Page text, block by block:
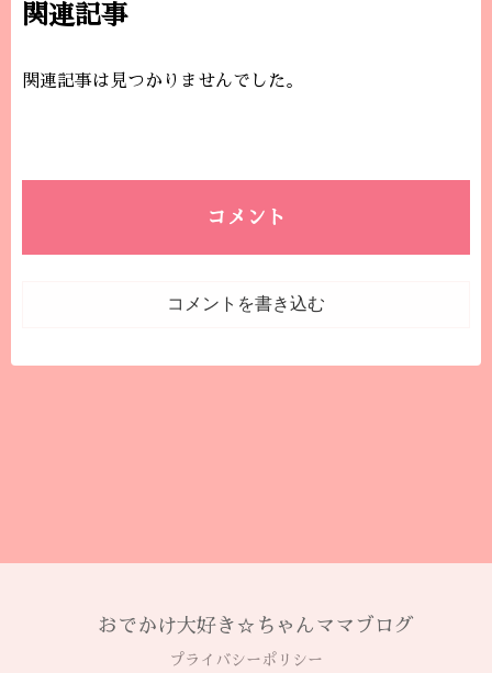
関連記事
関連記事は見つかりませんでした。
コメント
コメントを書き込む
おでかけ大好き☆ちゃんママブログ
プライバシーポリシー